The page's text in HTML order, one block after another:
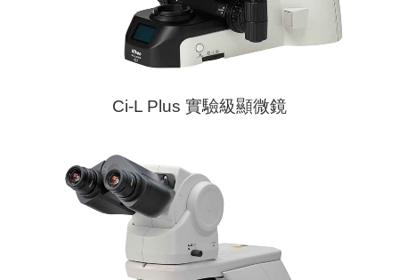
Ci-L Plus 實驗級顯微鏡